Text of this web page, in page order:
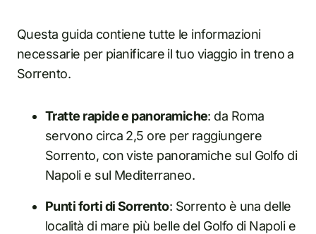
Questa guida contiene tutte le informazioni
necessarie per pianificare il tuo viaggio in treno a
Sorrento.
Tratte rapide e panoramiche: da Roma
servono circa 2,5 ore per raggiungere
Sorrento, con viste panoramiche sul Golfo di
Napoli e sul Mediterraneo.
Punti forti di Sorrento: Sorrento è una delle
località di mare più belle del Golfo di Napoli e